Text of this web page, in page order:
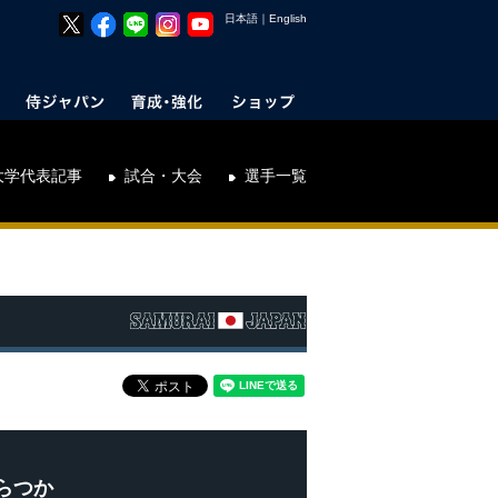
日本語 ｜ English
学代表記事 試合・大会 選手一覧
つか